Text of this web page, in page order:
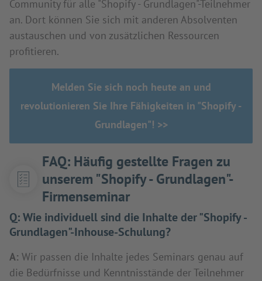
Community für alle "Shopify - Grundlagen"-Teilnehmer
an. Dort können Sie sich mit anderen Absolventen
austauschen und von zusätzlichen Ressourcen
profitieren.
Melden Sie sich noch heute an und
revolutionieren Sie Ihre Fähigkeiten in "Shopify -
Grundlagen"! >>
FAQ: Häufig gestellte Fragen zu
unserem "Shopify - Grundlagen"-
Firmenseminar
Q:Wie individuell sind die Inhalte der "Shopify -
Grundlagen"-Inhouse-Schulung?
A: Wir passen die Inhalte jedes Seminars genau auf
die Bedürfnisse und Kenntnisstände der Teilnehmer